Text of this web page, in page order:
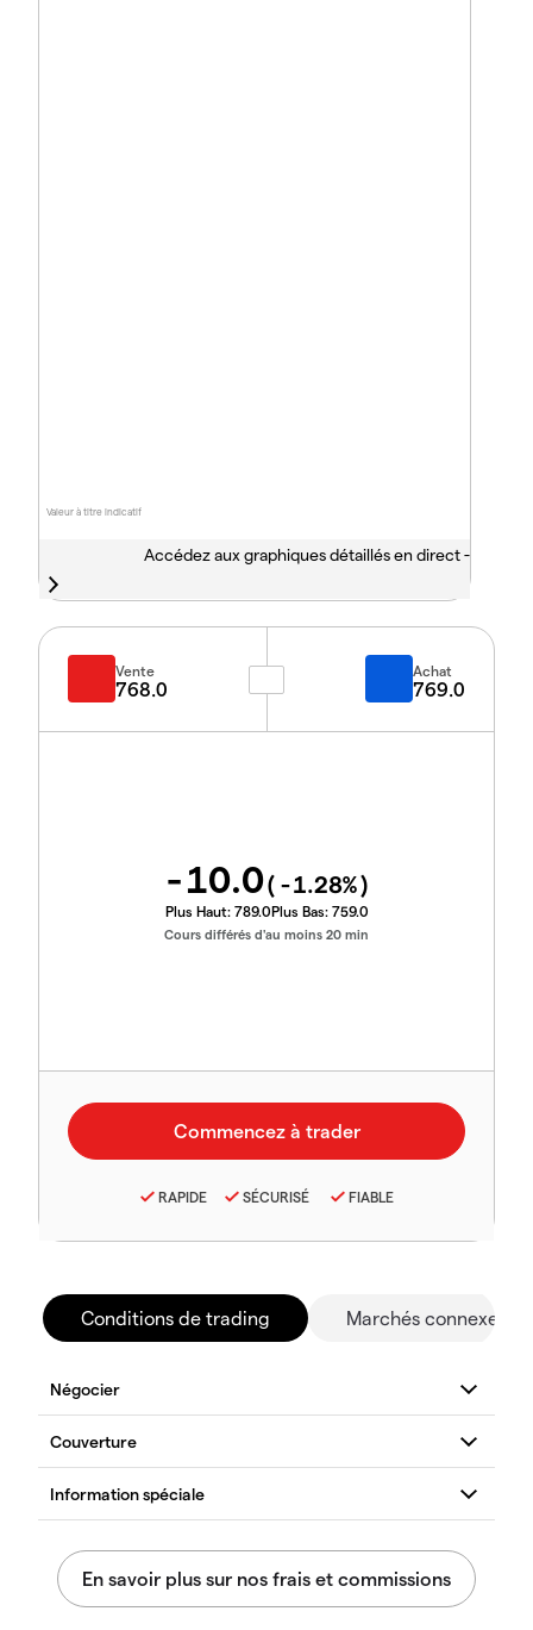
Valeur à titre indicatif
Accédez aux graphiques détaillés en direct -
Vente
768.0
Achat
769.0
-10.0( -1.28%)
Plus Haut: 789.0Plus Bas: 759.0
Cours différés d'au moins 20 min
RAPIDE SÉCURISÉ FIABLE
Conditions de trading Marchés connexes